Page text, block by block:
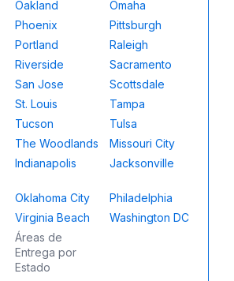
Oakland
Omaha
Phoenix
Pittsburgh
Portland
Raleigh
Riverside
Sacramento
San Jose
Scottsdale
St. Louis
Tampa
Tucson
Tulsa
The Woodlands
Missouri City
Indianapolis Jacksonville
Oklahoma City
Philadelphia
Virginia Beach
Washington DC
Áreas de
Entrega por
Estado